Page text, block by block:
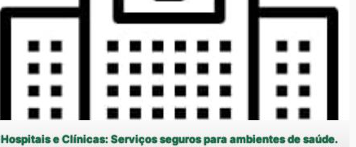
Hospitais e Clínicas: Serviços seguros para ambientes de saúde.